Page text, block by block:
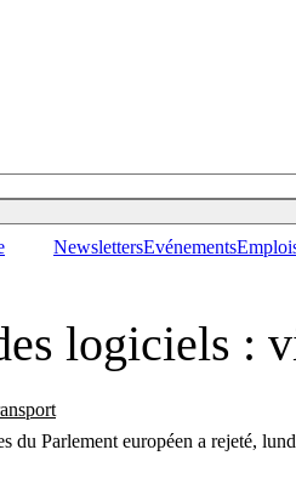
NewslettersEvénements
logiciels :
du Parlement européen a rejeté,